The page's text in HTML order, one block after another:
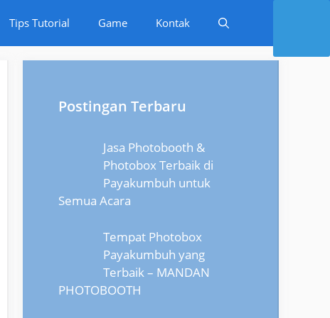
Tips Tutorial Game Kontak
Postingan Terbaru
Jasa Photobooth &
Photobox Terbaik di
Payakumbuh untuk
Semua Acara
Tempat Photobox
Payakumbuh yang
Terbaik – MANDAN
PHOTOBOOTH